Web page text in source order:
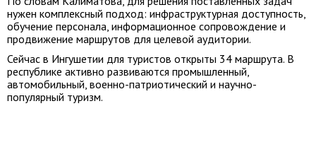
нужен комплексный подход: инфраструктурная доступность,
обучение персонала, информационное сопровождение и
продвижение маршрутов для целевой аудитории.
Сейчас в Ингушетии для туристов открыты 34 маршрута. В
республике активно развиваются промышленный,
автомобильный, военно-патриотический и научно-
популярный туризм.